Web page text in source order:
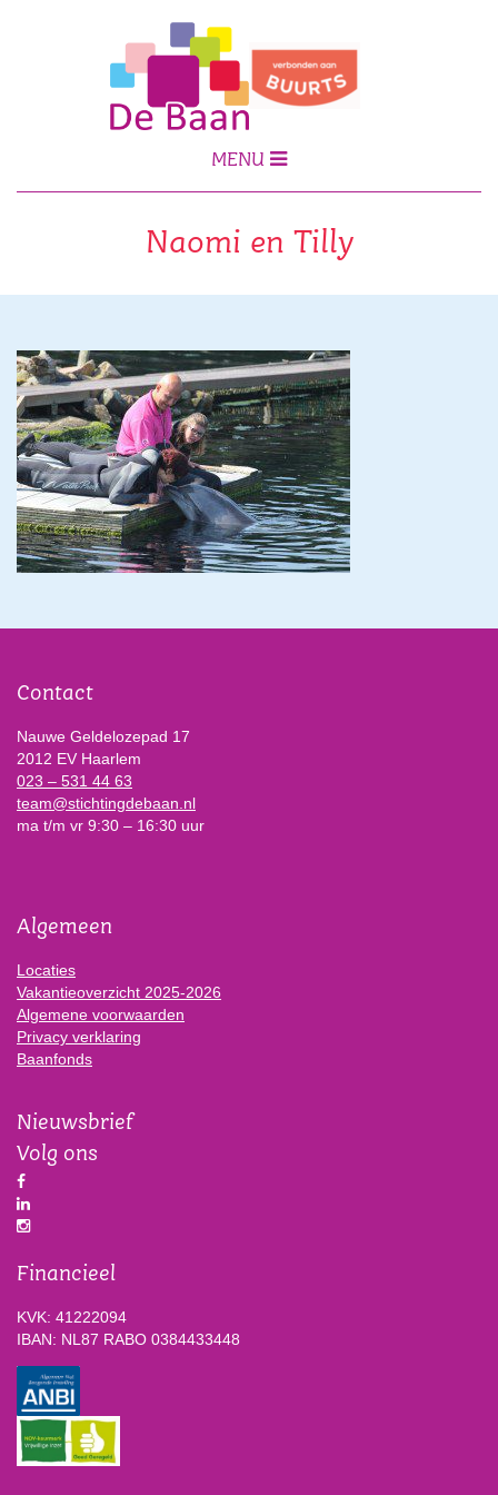
MENU
Naomi en Tilly
Contact
Nauwe Geldelozepad 17
2012 EV Haarlem
023 – 531 44 63
team@stichtingdebaan.nl
ma t/m vr 9:30 – 16:30 uur
Algemeen
Locaties
Vakantieoverzicht 2025-2026
Algemene voorwaarden
Privacy verklaring
Baanfonds
Nieuwsbrief
Volg ons
Financieel
KVK: 41222094
IBAN: NL87 RABO 0384433448